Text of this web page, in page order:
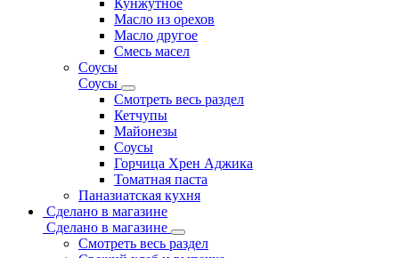
Кунжутное
Масло из орехов
Масло другое
Смесь масел
Соусы
Соусы
Смотреть весь раздел
Кетчупы
Майонезы
Соусы
Горчица Хрен Аджика
Томатная паста
Паназиатская кухня
Сделано в магазине
Сделано в магазине
Смотреть весь раздел